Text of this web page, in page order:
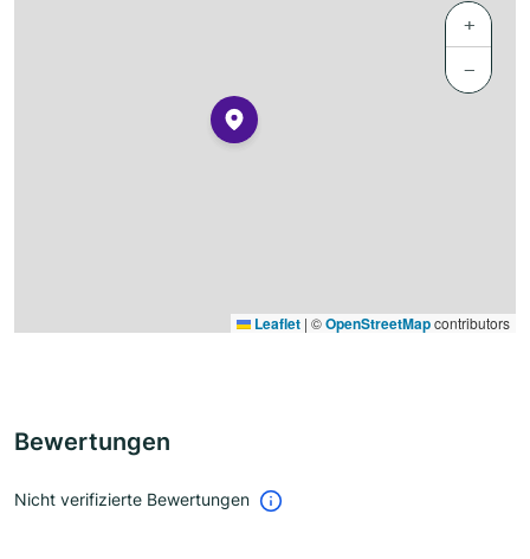
+
−
Leaflet | ©OpenStreetMapcontributors
Bewertungen
Nicht verifizierte Bewertungen